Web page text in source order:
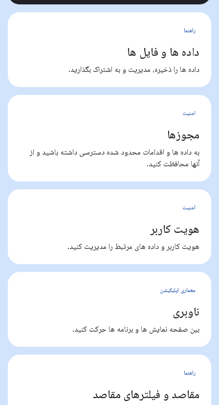
راهنما
داده ها و فایل ها
داده ها را ذخیره، مدیریت و به اشتراک بگذارید.
امنیت
مجوزها
به داده ها و اقدامات محدود شده دسترسی داشته باشید و از
آنها محافظت کنید.
امنیت
هویت کاربر
هویت کاربر و داده های مرتبط را مدیریت کنید.
معماری اپلیکیشن
ناوبری
بین صفحه نمایش ها و برنامه ها حرکت کنید.
راهنما
مقاصد و فیلترهای مقاصد